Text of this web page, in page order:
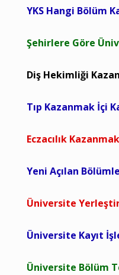
YKS Hangi Bölüm
Şehirlere Göre
Diş Hekimliği
Tıp Kazanmak İçi
Eczacılık
Yeni Açılan
Üniversite
Üniversite Kayıt
Üniversite Bölüm